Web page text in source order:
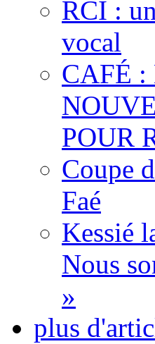
RCI :
vocal
CAFÉ :
POUR
Coupe
Faé
Kessié
Nous
»
plus